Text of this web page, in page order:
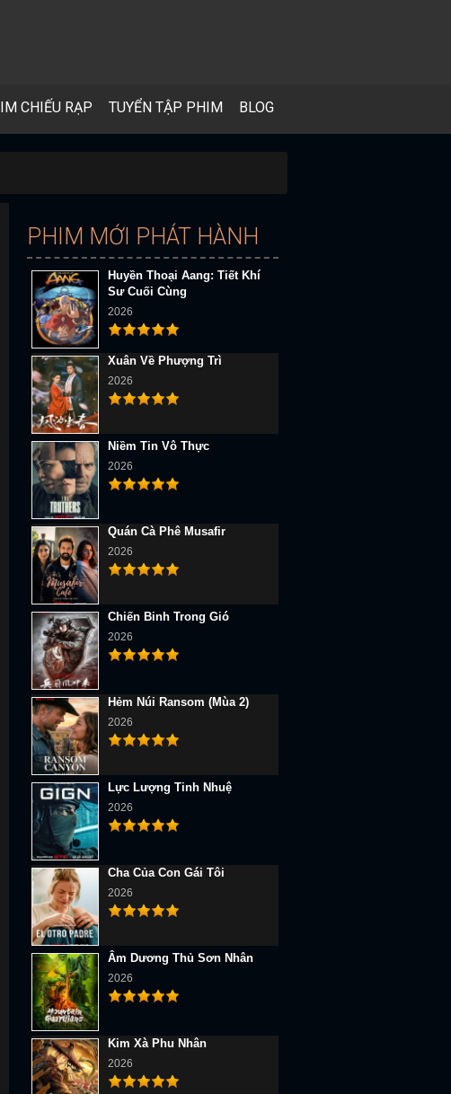
CHIẾU RẠP TUYỂN TẬP PHIM BLOG
PHIM MỚI PHÁT HÀNH
Huyền Thoại Aang: Tiết Khí
Sư Cuối Cùng
2026
Xuân Về Phượng Trì
2026
Niềm Tin Vô Thực
2026
Quán Cà Phê Musafir
2026
Chiến Binh Trong Gió
2026
Hẻm Núi Ransom (Mùa 2)
2026
Lực Lượng Tinh Nhuệ
2026
Cha Của Con Gái Tôi
2026
Âm Dương Thủ Sơn Nhân
2026
Kim Xà Phu Nhân
2026